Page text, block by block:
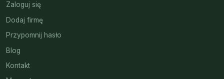
Zaloguj się
Dodaj firmę
Przypomnij hasło
Blog
Kontakt